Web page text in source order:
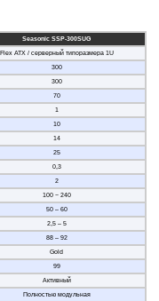
SeasonicSSP-300SUG
Flex ATX / серверный типоразмера 1U
300
300
70
1
10
14
25
0,3
2
100 − 240
50 – 60
2,5 – 5
88 – 92
Gold
99
Активный
Полностью модульная